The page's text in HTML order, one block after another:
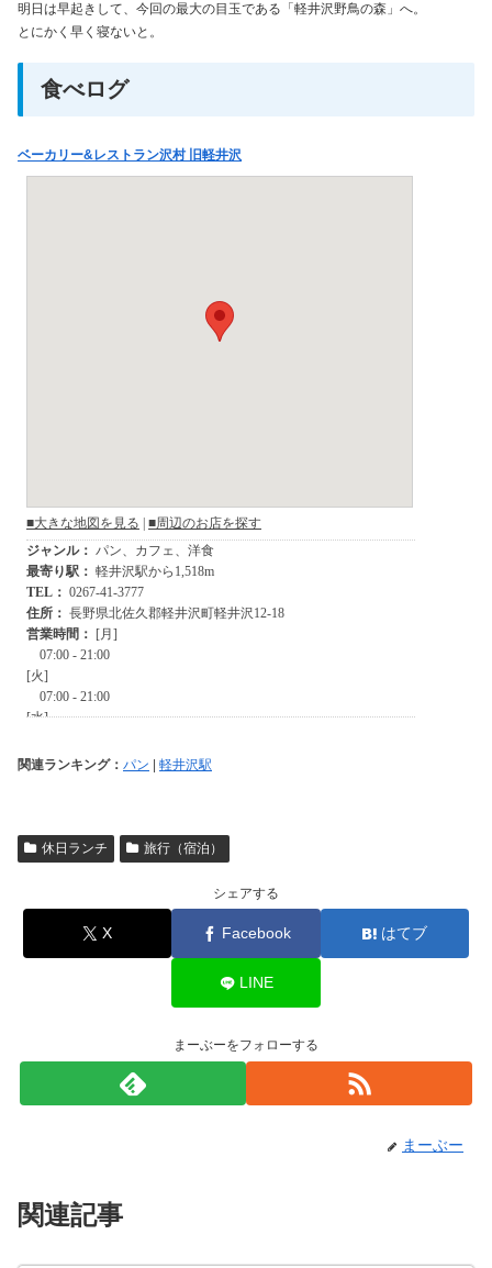
明日は早起きして、今回の最大の目玉である「軽井沢野鳥の森」へ。
とにかく早く寝ないと。
食べログ
ベーカリー&レストラン沢村 旧軽井沢
関連ランキング： パン | 軽井沢駅
休日ランチ 旅行（宿泊）
シェアする
X Facebook はてブ
LINE
まーぶーをフォローする
まーぶー
関連記事